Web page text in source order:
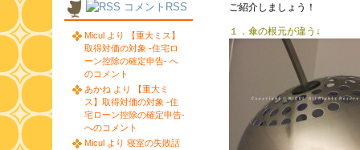
ご紹介しましょう！
１．傘の根元が違う↓
コメントRSS
Micul より 【重大ミス】
取得対価の対象 -住宅ロ
ーン控除の確定申告- へ
のコメント
あかね より 【重大ミ
ス】取得対価の対象 -住
宅ローン控除の確定申告-
へのコメント
Micul より 寝室の失敗話